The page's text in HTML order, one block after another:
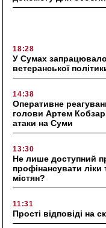
18:28
У Сумах
ветеранської
14:38
Оперативне
голови Артем Кобзар
атаки на Суми
13:30
Не лише доступний
профінансувати
містян?
11:31
Прості відповіді на